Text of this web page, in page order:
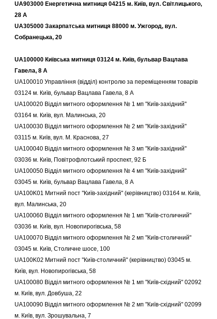
UA903000 Енергетична митниця 04215 м. Київ, вул. Світлицького,
28 А
UA305000 Закарпатська митниця 88000 м. Ужгород, вул.
Собранецька, 20
UA100000 Київська митниця 03124 м. Київ, бульвар Вацлава
Гавела, 8 А
UA100010 Управління (відділ) контролю за переміщенням товарів
03124 м. Київ, бульвар Вацлава Гавела, 8 А
UA100020 Відділ митного оформлення № 1 мп "Київ-західний"
03164 м. Київ, вул. Малинська, 20
UA100030 Відділ митного оформлення № 2 мп "Київ-західний"
03115 м. Київ, вул. М. Краснова, 27
UA100040 Відділ митного оформлення № 3 мп "Київ-західний"
03036 м. Київ, Повітрофлотський проспект, 92 Б
UA100050 Відділ митного оформлення № 4 мп "Київ-західний"
03045 м. Київ, бульвар Вацлава Гавела, 8 А
UA100K01 Митний пост "Київ-західний" (керівництво) 03164 м. Київ,
вул. Малинська, 20
UA100060 Відділ митного оформлення № 1 мп "Київ-столичний"
03036 м. Київ, вул. Новопирогівська, 58
UA100070 Відділ митного оформлення № 2 мп "Київ-столичний"
03045 м. Київ, Столичне шосе, 100
UA100K02 Митний пост "Київ-столичний" (керівництво) 03045 м.
Київ, вул. Новопирогівська, 58
UA100080 Відділ митного оформлення № 1 мп "Київ-східний" 02092
м. Київ, вул. Довбуша, 22
UA100090 Відділ митного оформлення № 2 мп "Київ-східний" 02099
м. Київ, вул. Зрошувальна, 7